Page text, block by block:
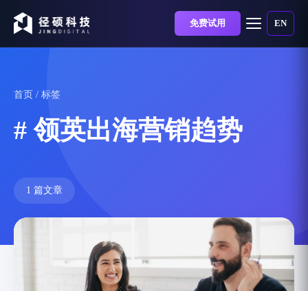
免费试用 EN
首页 / 标签
# 领英出海营销趋势
1 篇文章